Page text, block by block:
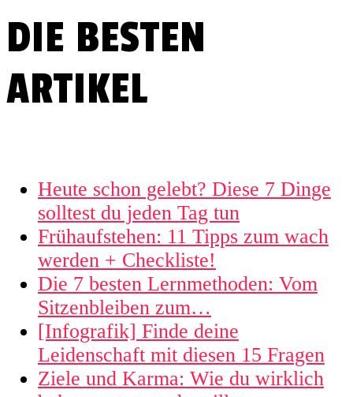
DIE BESTEN
ARTIKEL
Heute schon gelebt? Diese 7 Dinge
solltest du jeden Tag tun
Frühaufstehen: 11 Tipps zum wach
werden + Checkliste!
Die 7 besten Lernmethoden: Vom
Sitzenbleiben zum…
[Infografik] Finde deine
Leidenschaft mit diesen 15 Fragen
Ziele und Karma: Wie du wirklich